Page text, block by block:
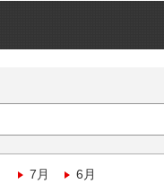
7月 6月